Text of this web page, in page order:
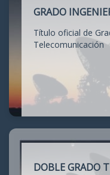
GRADO
Título oficial de
Telecomunicación
DOBLE GRADO